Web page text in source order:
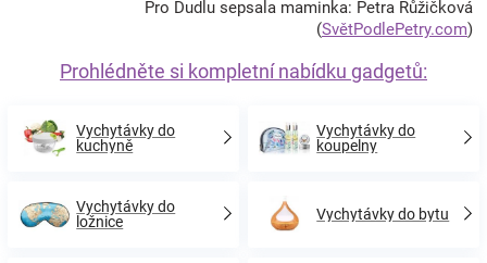
Pro Dudlu sepsala maminka: Petra Růžičková
(SvětPodlePetry.com)
Prohlédněte si kompletní nabídku gadgetů:
Vychytávky do
kuchyně
Vychytávky do
koupelny
Vychytávky do
ložnice
Vychytávky do bytu